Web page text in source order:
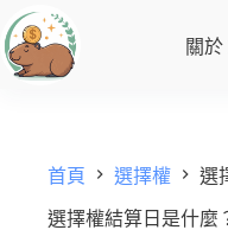
關於
首頁 選擇權 選
選擇權結算日是什麼